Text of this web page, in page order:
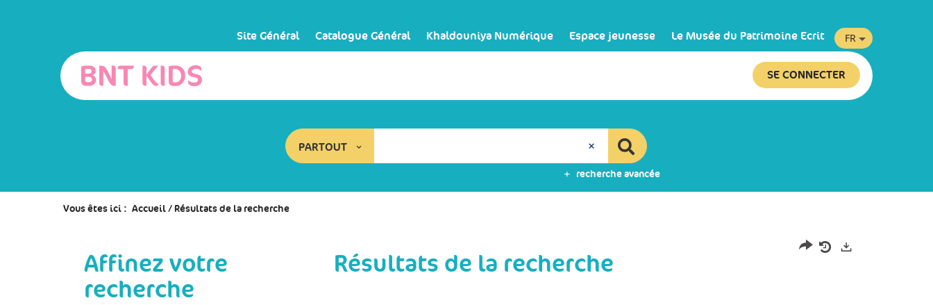
Site Général Catalogue Général Khaldouniya Numérique Espace jeunesse Le Musée du Patrimoine Ecrit
SE CONNECTER
PARTOUT
recherche avancée
Vous êtes ici : Accueil/ Résultats de la recherche
FR
Résultats de la recherche
Affinez votre
recherche